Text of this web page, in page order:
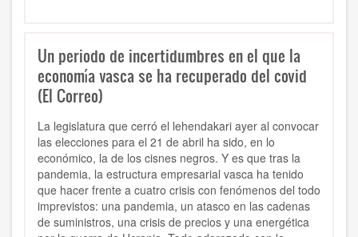
Un periodo de incertidumbres en el que la
economía vasca se ha recuperado del covid
(El Correo)
La legislatura que cerró el lehendakari ayer al convocar
las elecciones para el 21 de abril ha sido, en lo
económico, la de los cisnes negros. Y es que tras la
pandemia, la estructura empresarial vasca ha tenido
que hacer frente a cuatro crisis con fenómenos del todo
imprevistos: una pandemia, un atasco en las cadenas
de suministros, una crisis de precios y una energética